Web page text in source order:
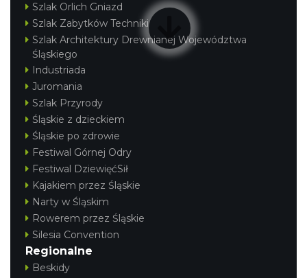
Szlak Orlich Gniazd
Szlak Zabytków Techniki
Szlak Architektury Drewnianej Województwa
Śląskiego
Industriada
Juromania
Szlak Przyrody
Śląskie z dzieckiem
Śląskie po zdrowie
Festiwal Górnej Odry
Festiwal DziewięćSił
Kajakiem przez Śląskie
Narty w Śląskim
Rowerem przez Śląskie
Silesia Convention
Regionalne
Beskidy